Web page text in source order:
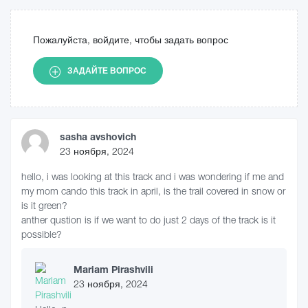
Пожалуйста, войдите, чтобы задать вопрос
ЗАДАЙТЕ ВОПРОС
sasha avshovich
23 ноября, 2024
hello, i was looking at this track and i was wondering if me and
my mom cando this track in april, is the trail covered in snow or
is it green?
anther qustion is if we want to do just 2 days of the track is it
possible?
Mariam Pirashvili
23 ноября, 2024